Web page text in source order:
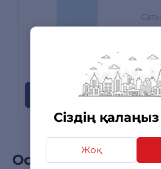
Сіздің
Жоқ
Пайда болған кезде
Осы санаттағы